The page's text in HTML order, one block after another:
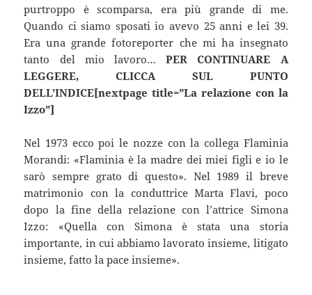
purtroppo è scomparsa, era più grande di me.
Quando ci siamo sposati io avevo 25 anni e lei 39.
Era una grande fotoreporter che mi ha insegnato
tanto del mio lavoro…PER CONTINUARE A
LEGGERE, CLICCA SUL PUNTO
DELL’INDICE[nextpage title=”La relazione con la
Izzo”]
Nel 1973 ecco poi le nozze con la collega Flaminia
Morandi: «Flaminia è la madre dei miei figli e io le
sarò sempre grato di questo». Nel 1989 il breve
matrimonio con la conduttrice Marta Flavi, poco
dopo la fine della relazione con l’attrice Simona
Izzo: «Quella con Simona è stata una storia
importante, in cui abbiamo lavorato insieme, litigato
insieme, fatto la pace insieme».